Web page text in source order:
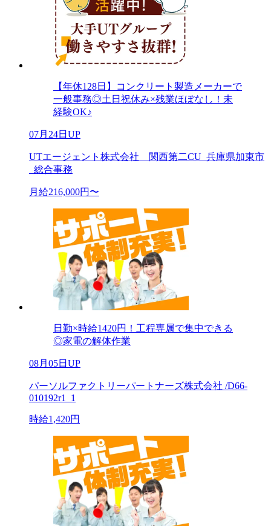
【年休128日】コンクリート製造メーカーで
一般事務◎土日祝休み×残業ほぼなし！未
経験OK♪
07月24日UP
UTエージェント株式会社 関西第二CU_兵庫県加東市
_総合事務
月給216,000円〜
日勤×時給1420円！工程専属で集中できる
◎家電の解体作業
08月05日UP
パーソルファクトリーパートナーズ株式会社 /D66-
010192r1_1
時給1,420円